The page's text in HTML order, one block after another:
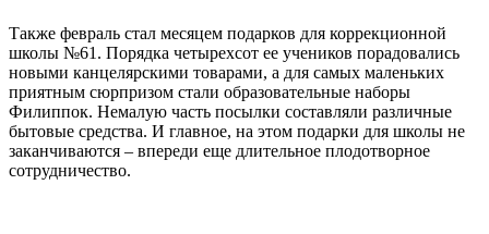
Также февраль стал месяцем подарков для коррекционной
школы №61. Порядка четырехсот ее учеников порадовались
новыми канцелярскими товарами, а для самых маленьких
приятным сюрпризом стали образовательные наборы
Филиппок. Немалую часть посылки составляли различные
бытовые средства. И главное, на этом подарки для школы не
заканчиваются – впереди еще длительное плодотворное
сотрудничество.